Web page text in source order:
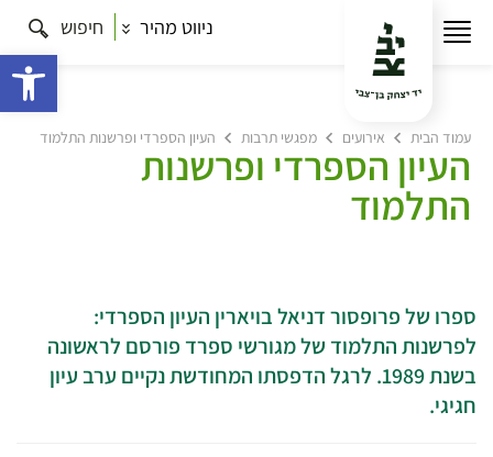
ניווט מהיר חיפוש
עמוד הבית אירועים מפגשי תרבות העיון הספרדי ופרשנות התלמוד
העיון הספרדי ופרשנות
התלמוד
ספרו של פרופסור דניאל בויארין העיון הספרדי:
לפרשנות התלמוד של מגורשי ספרד פורסם לראשונה
בשנת 1989. לרגל הדפסתו המחודשת נקיים ערב עיון
חגיגי.